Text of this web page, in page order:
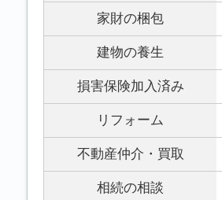
家財の梱包
建物の養生
損害保険加入済み
リフォーム
不動産仲介・買取
相続の相談